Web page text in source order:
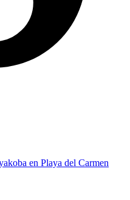
en Playa del Carmen